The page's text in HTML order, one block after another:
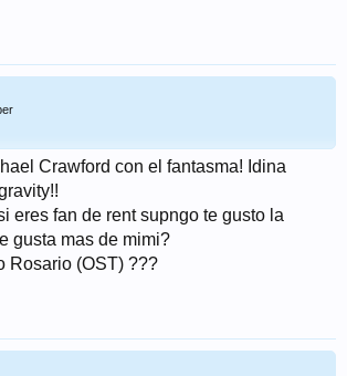
Crawford con el fantasma! Idina
eres fan de rent supngo te gusto la
gusta mas de mimi?
Rosario (OST) ???